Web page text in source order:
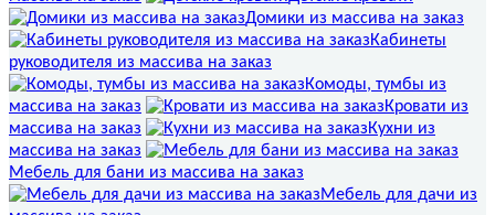
Домики из массива на заказ
Кабинеты
руководителя из массива на заказ
Комоды, тумбы из
массива на заказ
Кровати из
массива на заказ
Кухни из
массива на заказ
Мебель для бани из массива на заказ
Мебель для дачи из